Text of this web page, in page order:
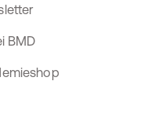
BMD